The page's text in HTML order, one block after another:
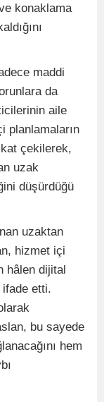
konaklama
maddi
da
aile
planlamaların
çekilerek,
uzak
düşürdüğü
uzaktan
hizmet içi
hâlen dijital
etti.
bu sayede
hem